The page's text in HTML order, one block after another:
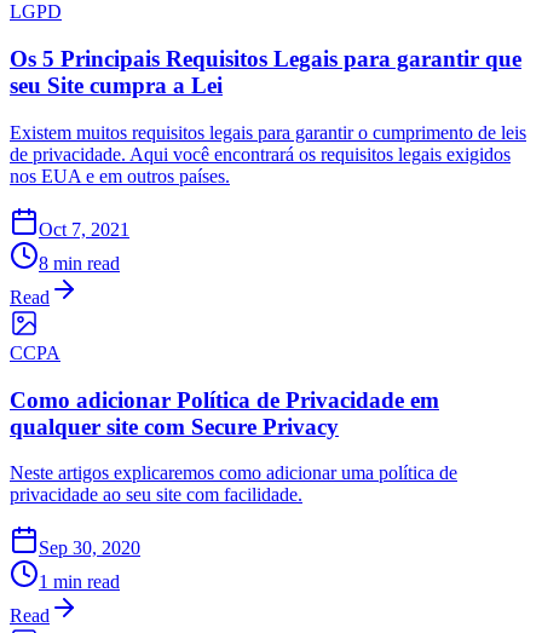
LGPD
Os 5 Principais Requisitos Legais para garantir que
seu Site cumpra a Lei
Existem muitos requisitos legais para garantir o cumprimento de leis
de privacidade. Aqui você encontrará os requisitos legais exigidos
nos EUA e em outros países.
Oct 7, 2021
8 min read
Read
CCPA
Como adicionar Política de Privacidade em
qualquer site com Secure Privacy
Neste artigos explicaremos como adicionar uma política de
privacidade ao seu site com facilidade.
Sep 30, 2020
1 min read
Read